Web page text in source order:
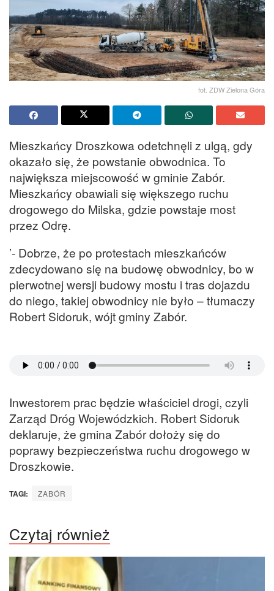
fot. ZDW Zielona Góra
Mieszkańcy Droszkowa odetchnęli z ulgą, gdy
okazało się, że powstanie obwodnica. To
największa miejscowość w gminie Zabór.
Mieszkańcy obawiali się większego ruchu
drogowego do Milska, gdzie powstaje most
przez Odrę.
’- Dobrze, że po protestach mieszkańców
zdecydowano się na budowę obwodnicy, bo w
pierwotnej wersji budowy mostu i tras dojazdu
do niego, takiej obwodnicy nie było – tłumaczy
Robert Sidoruk, wójt gminy Zabór.
Inwestorem prac będzie właściciel drogi, czyli
Zarząd Dróg Wojewódzkich. Robert Sidoruk
deklaruje, że gmina Zabór dołoży się do
poprawy bezpieczeństwa ruchu drogowego w
Droszkowie.
TAGI: ZABÓR
Czytaj również